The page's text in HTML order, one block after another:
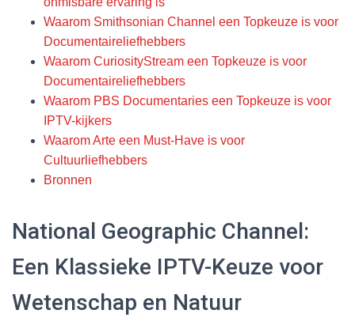
Waarom Smithsonian Channel een Topkeuze is voor
Documentaireliefhebbers
Waarom CuriosityStream een Topkeuze is voor
Documentaireliefhebbers
Waarom PBS Documentaries een Topkeuze is voor
IPTV-kijkers
Waarom Arte een Must-Have is voor
Cultuurliefhebbers
Bronnen
National Geographic Channel:
Een Klassieke IPTV-Keuze voor
Wetenschap en Natuur